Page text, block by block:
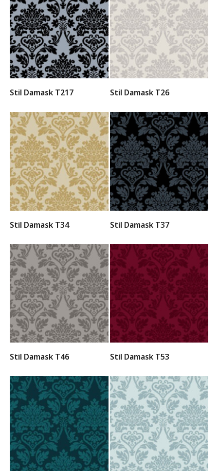
Stil Damask T217 Stil Damask T26
Stil Damask T34 Stil Damask T37
Stil Damask T46 Stil Damask T53